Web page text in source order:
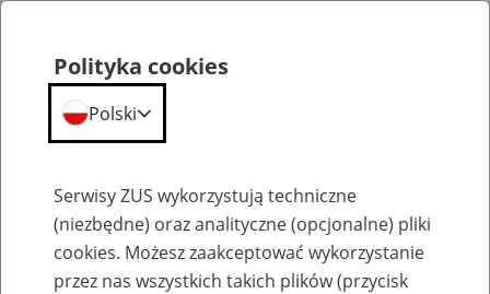
Przepraszamy,
podana strona nie została znaleziona.
Polityka cookies
Polski
Serwisy ZUS wykorzystują techniczne
(niezbędne) oraz analityczne (opcjonalne) pliki
cookies. Możesz zaakceptować wykorzystanie
przez nas wszystkich takich plików (przycisk